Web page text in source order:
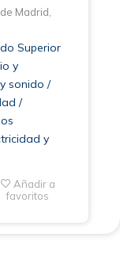
Madrid,
Superior
y
sonido /
/
y
Añadir a
favoritos